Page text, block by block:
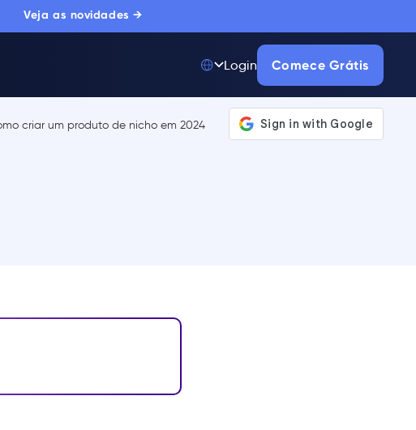
Veja as novidades →
Login Comece Grátis